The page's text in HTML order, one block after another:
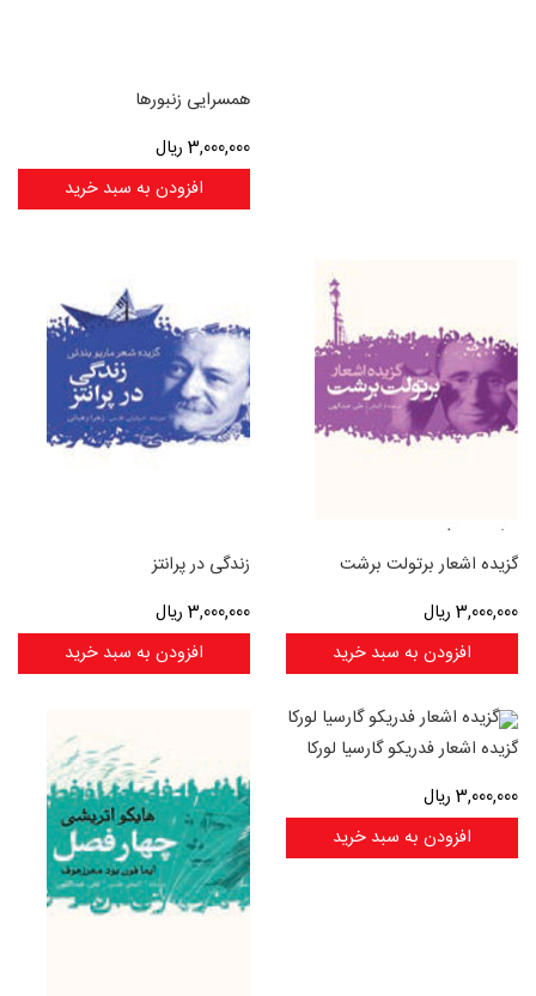
همسرایی زنبورها
3,000,000 ریال
افزودن به سبد خرید
گزیده اشعار برتولت برشت
3,000,000 ریال
افزودن به سبد خرید
زندگی در پرانتز
3,000,000 ریال
افزودن به سبد خرید
گزیده اشعار فدریکو گارسیا لورکا
3,000,000 ریال
افزودن به سبد خرید